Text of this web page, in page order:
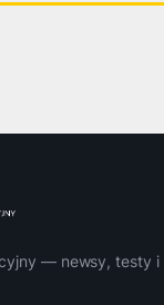
— newsy, testy i